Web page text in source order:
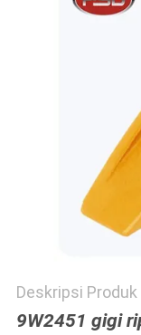
SITEMAP
Deskripsi Produk
9W2451 gigi